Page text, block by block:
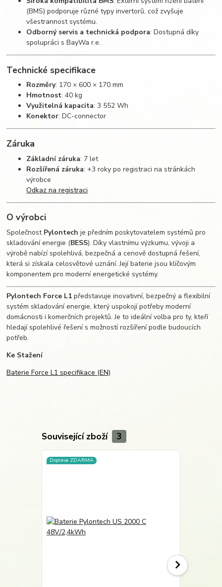
(BMS) podporuje různé typy invertorů, což zvyšuje
všestrannost systému.
Odborný servis a technická podpora: Dostupná díky
spolupráci s BayWa r.e.
Technické specifikace
Rozměry: 170 × 600 × 170 mm
Hmotnost: 40 kg
Využitelná kapacita: 3 552 Wh
Konektor: DC-connector
Záruka
Základní záruka: 7 let
Rozšířená záruka: +3 roky po registraci na stránkách
výrobce
Odkaz na registraci
O výrobci
Společnost Pylontech je předním poskytovatelem systémů pro
skladování energie (BESS). Díky vlastnímu výzkumu, vývoji a
výrobě nabízí spolehlivá, bezpečná a cenově dostupná řešení,
která si získala celosvětové uznání. Její baterie jsou klíčovým
komponentem pro moderní energetické systémy.
Pylontech Force L1 představuje inovativní, bezpečný a flexibilní
systém skladování energie, který uspokojí potřeby moderní
domácnosti i komerčních projektů. Je to ideální volba pro ty, kteří
hledají spolehlivé řešení s možností rozšíření podle budoucích
potřeb.
Ke Stažení
Baterie Force L1 specifikace (EN)
Související zboží 3
Doprava ZDARMA